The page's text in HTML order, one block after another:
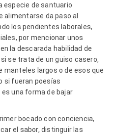
especie de santuario
alimentarse da paso al
los pendientes laborales,
por mencionar unos
la descarada habilidad de
se trata de un guiso casero,
manteles largos o de esos que
si fueran poesías
una forma de bajar
bocado con conciencia,
el sabor, distinguir las